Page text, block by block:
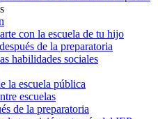
con la escuela de tu hijo
de la preparatoria
habilidades sociales
la escuela pública
escuelas
de la preparatoria